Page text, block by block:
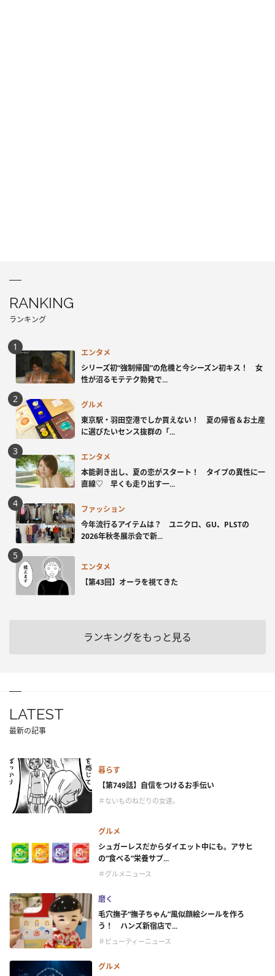
RANKING
ランキング
エンタメ
シリーズ初“強制帰国”の危機と今シーズン初キス！ 女
性が沼るモテテク勃発で...
グルメ
東京駅・羽田空港でしか買えない！ 夏の帰省＆お土産
に選びたいセンス抜群の「...
エンタメ
本能剥き出し、夏の恋がスタート！ タイプの異性に一
直線♡ 早くも走り出す一...
ファッション
今年流行るアイテムは？ ユニクロ、GU、PLSTの
2026年秋冬展示会で新...
エンタメ
【第43回】オーラを視てきた
ランキングをもっと見る
LATEST
最新の記事
暮らす
【第749話】自信をつけるお手伝い
＃ないものねだりの女達。
グルメ
シュガーレスだからダイエット中にも。アサヒ
の“食べる”栄養サプ...
＃グルメニュース
磨く
毛穴撫子“撫子ちゃん”風似顔絵シールを作ろ
う！ ハンズ新宿店で...
＃ビューティーニュース
グルメ